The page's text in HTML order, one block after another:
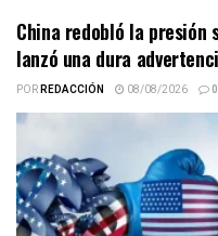
China redobló la presión
lanzó una dura
PORREDACCIÓN 08/08/2026 0